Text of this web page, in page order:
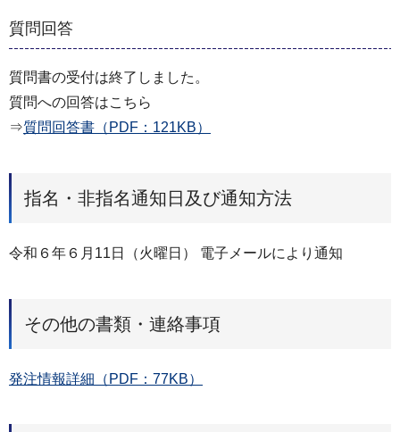
質問回答
質問書の受付は終了しました。
質問への回答はこちら
⇒質問回答書（PDF：121KB）
指名・非指名通知日及び通知方法
令和６年６月11日（火曜日） 電子メールにより通知
その他の書類・連絡事項
発注情報詳細（PDF：77KB）